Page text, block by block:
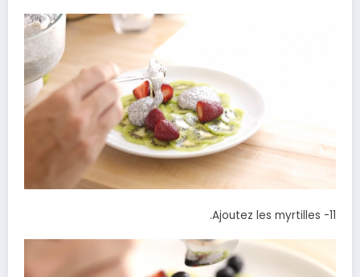
11- Ajoutez les myrtilles.